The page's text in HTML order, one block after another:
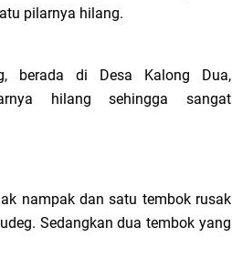
pilarnya hilang.
berada di Desa Kalong Dua,
hilang sehingga sangat
nampak dan satu tembok rusak
Sedangkan dua tembok yang